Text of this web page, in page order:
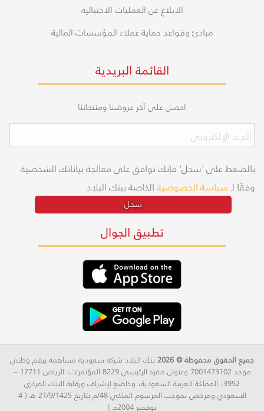
الابلاغ عن العمليات الاحتيالية
مبادئ وقواعد حماية عملاء المؤسسات المالية
القائمة البريدية
احصل على آخر عروضنا ومنتجاتنا
بالضغط على 'سجل' فإنك توافق على معالجة بياناتك الشخصية
وفقًا لـسياسة الخصوصيةالخاصة ببنك البلاد
سجل
تطبيق الجوال
جميع الحقوق محفوظة © 2026
بنك البلاد شركة سعودية مساهمة برقم وطني
موحد 7001473102 وعنوان مقره الرئيسي 8229 المؤتمرات، الرياض 12711 –
3952، المملكة العربية السعودية، وخاضع لإشراف ورقابة البنك المركزي
السعودي ومرخص بموجب المرسوم الملكي 48/م بتاريخ 21/9/1425 هـ ( 4
نوفمبر 2004م )